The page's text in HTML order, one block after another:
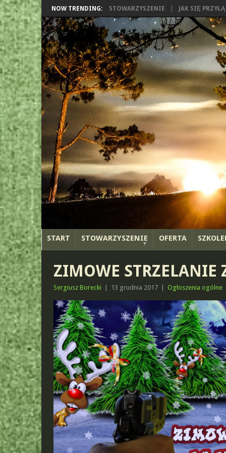
NOW TRENDING: STOWARZYSZENIE JAK SIĘ
START STOWARZYSZENIE OFERTA
ZIMOWE STRZELANIE
Sergiusz Borecki 13 grudnia 2017 Ogłoszenia ogólne